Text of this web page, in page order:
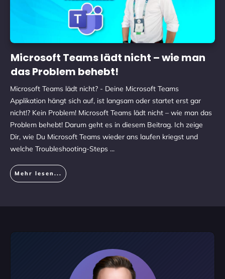
Microsoft Teams lädt nicht – wie man
das Problem behebt!
Microsoft Teams lädt nicht? - Deine Microsoft Teams
Applikation hängt sich auf, ist langsam oder startet erst gar
nicht!? Kein Problem! Microsoft Teams lädt nicht – wie man das
Problem behebt! Darum geht es in diesem Beitrag. Ich zeige
Dir, wie Du Microsoft Teams wieder ans laufen kriegst und
welche Troubleshooting-Steps ...
Mehr lesen...